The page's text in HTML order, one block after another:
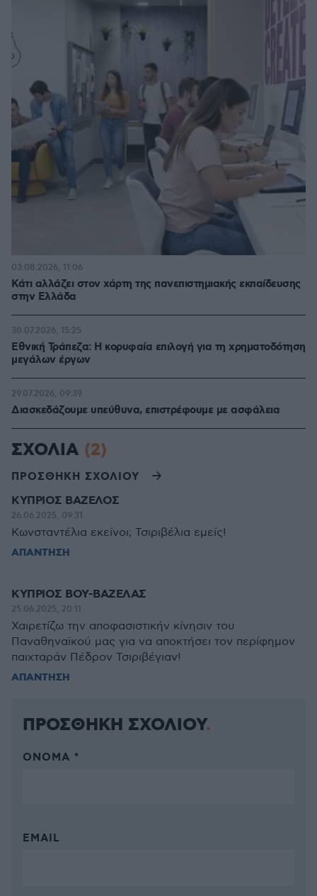
Κάτι αλλάζει στον χάρτη της πανεπιστημιακής εκπαίδευσης
στην Ελλάδα
03.08.2026, 11:06
Εθνική Τράπεζα: Η κορυφαία επιλογή για τη χρηματοδότηση
μεγάλων έργων
30.07.2026, 15:25
Διασκεδάζουμε υπεύθυνα, επιστρέφουμε με ασφάλεια
29.07.2026, 09:39
ΣΧΟΛΙΑ (2)
ΠΡΟΣΘΗΚΗ ΣΧΟΛΙΟΥ
ΚΥΠΡΙΟΣ ΒΑΖΕΛΟΣ
26.06.2025, 09:31
Κωνσταντέλια εκείνοι; Τσιριβέλια εμείς!
ΑΠΑΝΤΗΣΗ
ΚΥΠΡΙΟΣ ΒΟΥ-ΒΑΖΕΛΑΣ
25.06.2025, 20:11
Χαιρετίζω την αποφασιστικήν κίνησιν του
Παναθηναϊκού μας για να αποκτήσει τον περίφημον
παιχταράν Πέδρον Τσιριβέγιαν!
ΑΠΑΝΤΗΣΗ
ΠΡΟΣΘΗΚΗ ΣΧΟΛΙΟΥ
ΌΝΟΜΑ *
EMAIL